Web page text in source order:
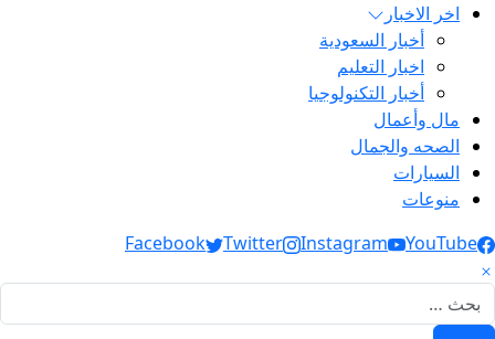
اخر الاخبار
أخبار السعودية
اخبار التعليم
أخبار التكنولوجيا
مال وأعمال
الصحه والجمال
السيارات
منوعات
Social Links
Facebook Twitter Instagram YouTube
البحث عن: